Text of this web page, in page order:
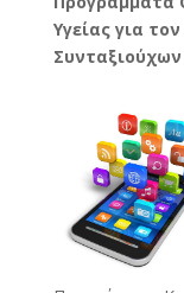
Υγείας για